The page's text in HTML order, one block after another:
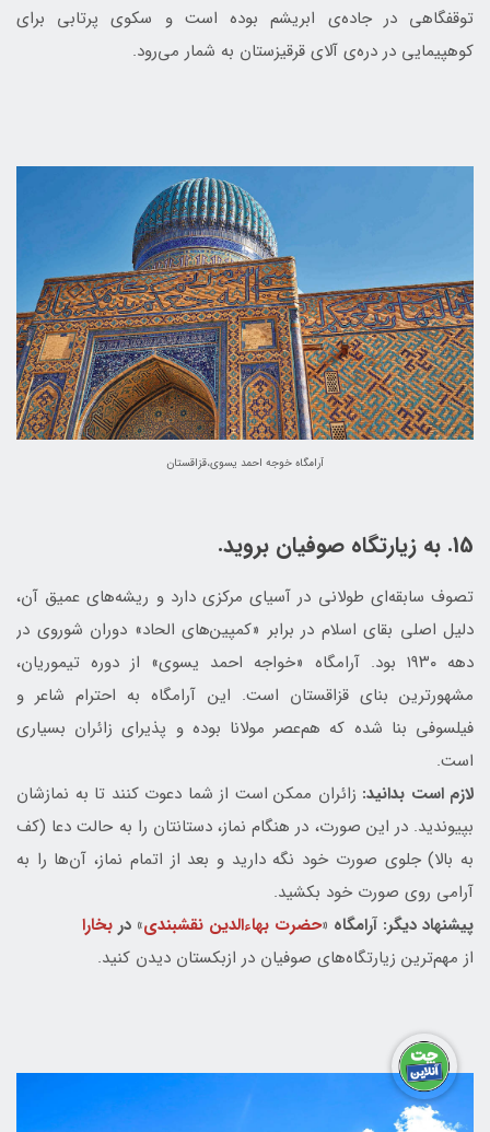
توقفگاهی در جاده‌ی ابریشم بوده است و سکوی پرتابی برای
کوهپیمایی در دره‌ی آلای قرقیزستان به شمار می‌رود.
آرامگاه خوجه احمد یسوی،قزاقستان
15. به زیارتگاه صوفیان بروید.
تصوف سابقه‌ای طولانی در آسیای مرکزی دارد و ریشه‌های عمیق آن،
دلیل اصلی بقای اسلام در برابر «کمپین‌های الحاد» دوران شوروی در
دهه ۱۹۳۰ بود. آرامگاه «خواجه احمد یسوی» از دوره تیموریان،
مشهورترین بنای قزاقستان است. این آرامگاه به احترام شاعر و
فیلسوفی بنا شده که هم‌عصر مولانا بوده و پذیرای زائران بسیاری
است.
لازم است بدانید: زائران ممکن است از شما دعوت کنند تا به نمازشان
بپیوندید. در این صورت، در هنگام نماز، دستانتان را به حالت دعا (کف
به بالا) جلوی صورت خود نگه دارید و بعد از اتمام نماز، آن‌ها را به
آرامی روی صورت خود بکشید.
پیشنهاد دیگر: آرامگاه «حضرت بهاءالدین نقشبندی» در بخارا
از مهم‌ترین زیارتگاه‌های صوفیان در ازبکستان دیدن کنید.